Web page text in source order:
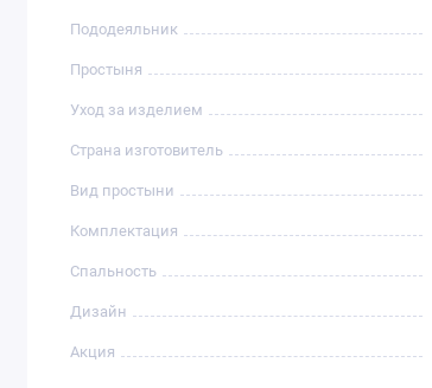
Пододеяльник
Простыня
Уход за изделием
Страна изготовитель
Вид простыни
Комплектация
Спальность
Дизайн
Акция